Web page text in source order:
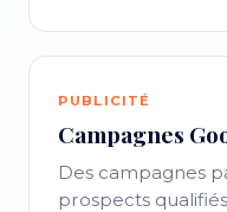
PUBLICITÉ
Campagnes
Des campagnes
prospects